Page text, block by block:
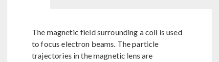
The magnetic field surrounding a coil is used
to focus electron beams. The particle
trajectories in the magnetic lens are